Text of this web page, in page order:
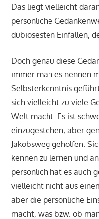
Das liegt vielleicht
persönliche
dubiosesten Einfällen,
Doch genau diese
immer man es nennen
Selbsterkenntnis
sich vielleicht zu viele
Welt macht. Es ist
einzugestehen, aber
Jakobsweg geholfen.
kennen zu lernen und
persönlich hat es auch
vielleicht nicht aus
aber die persönliche
macht, was bzw. ob